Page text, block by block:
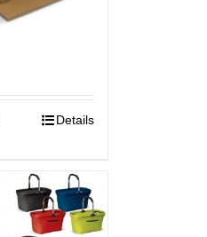
Details